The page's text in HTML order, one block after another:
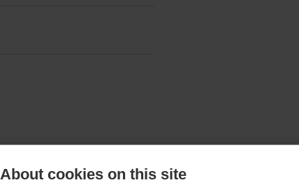
About cookies on this site